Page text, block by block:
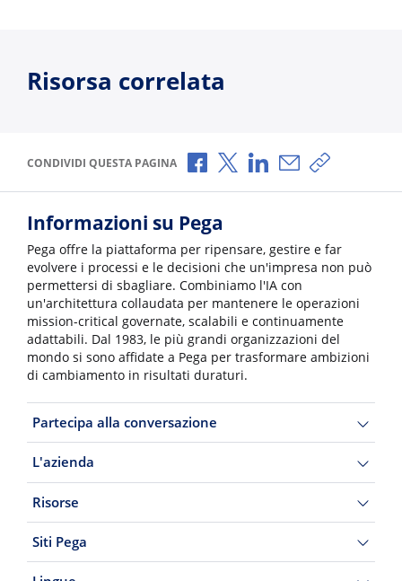
Risorsa correlata
CONDIVIDI QUESTA PAGINA Condividi via Facebook
Condividi via X
Condividi via
Condividi via e-
Copia link
Informazioni su Pega
Pega offre la piattaforma per ripensare, gestire e far
evolvere i processi e le decisioni che un'impresa non può
permettersi di sbagliare. Combiniamo l'IA con
un'architettura collaudata per mantenere le operazioni
mission-critical governate, scalabili e continuamente
adattabili. Dal 1983, le più grandi organizzazioni del
mondo si sono affidate a Pega per trasformare ambizioni
di cambiamento in risultati duraturi.
Partecipa alla conversazione
L'azienda
Risorse
Siti Pega